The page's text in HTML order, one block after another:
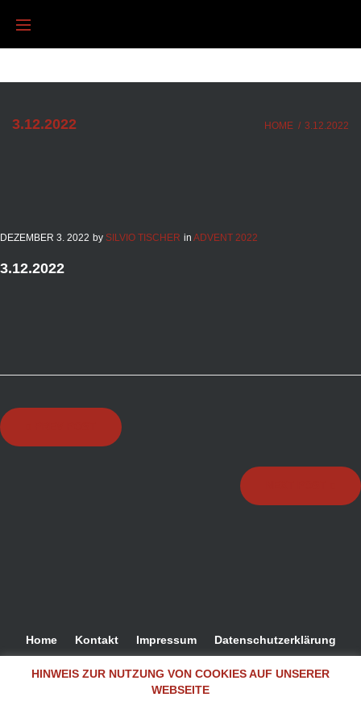
content
3.12.2022 HOME / 3.12.2022
DEZEMBER 3. 2022 by SILVIO TISCHER in ADVENT 2022
3.12.2022
Beitragsnavigation
Home Kontakt Impressum Datenschutzerklärung
Widerruf AGB
HINWEIS ZUR NUTZUNG VON COOKIES AUF UNSERER
WEBSEITE